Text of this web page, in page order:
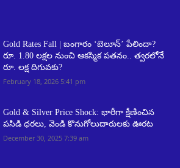
Gold Rates Fall | బంగారం ‘బెలూన్’ పేలిందా?
రూ. 1.80 లక్షల నుంచి ఆకస్మిక పతనం.. త్వరలోనే
రూ. లక్ష దిగువకు?
February 18, 2026 5:41 pm
Gold & Silver Price Shock: భారీగా క్షీణించిన
పసిడి ధరలు, వెండి కొనుగోలుదారులకు ఊరట
December 30, 2025 7:39 am